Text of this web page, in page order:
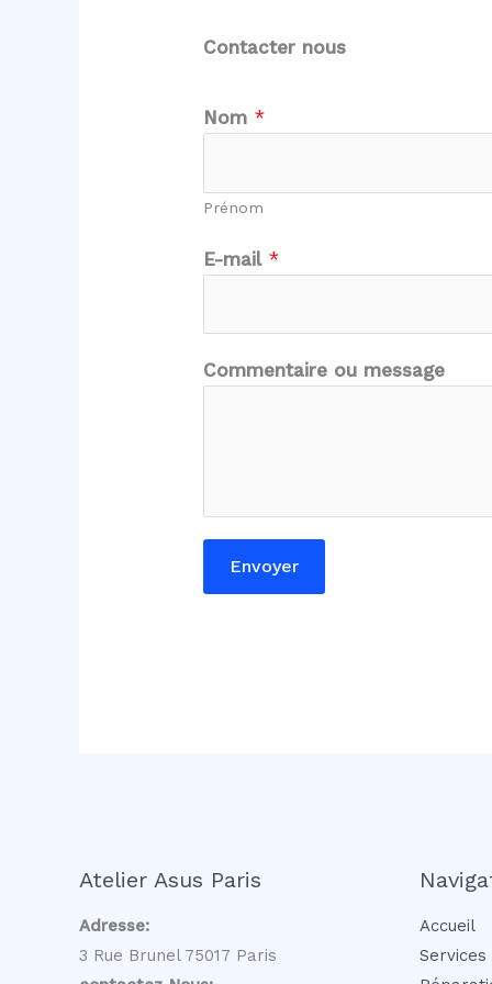
Contacter nous
Nom *
Prénom
C
o
m
e
r
e
E-mail *
Commentaire ou message
Envoyer
Atelier Asus Paris
Adresse:
3 Rue Brunel 75017 Paris
Accueil
Services